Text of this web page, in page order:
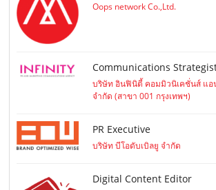
Oops network Co.,Ltd.
Communications
บริษัท อินฟินิตี้ คอมมิวนิเคชั่นส์ แ
จำกัด (สาขา 001 กรุงเทพฯ)
PR Executive
บริษัท บีโอดับเบิลยู จำกัด
Digital Content Editor